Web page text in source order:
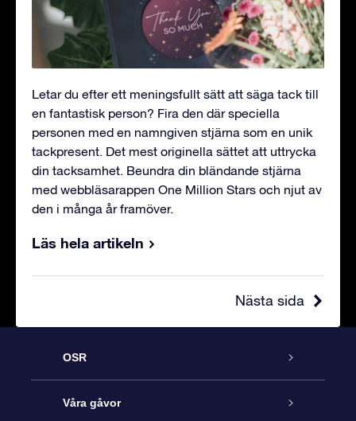
Letar du efter ett meningsfullt sätt att säga tack till
en fantastisk person? Fira den där speciella
personen med en namngiven stjärna som en unik
tackpresent. Det mest originella sättet att uttrycka
din tacksamhet. Beundra din bländande stjärna
med webbläsarappen One Million Stars och njut av
den i många år framöver.
Läs hela artikeln
Nästa sida
OSR
Kundtjänst
Våra gåvor